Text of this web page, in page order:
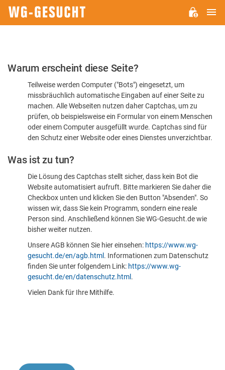
Bitte
dass
sind
Warum erscheint diese Seite?
Teilweise werden Computer ("Bots") eingesetzt, um
missbräuchlich automatische Eingaben auf einer Seite zu
machen. Alle Webseiten nutzen daher Captchas, um zu
prüfen, ob beispielsweise ein Formular von einem Menschen
oder einem Computer ausgefüllt wurde. Captchas sind für
den Schutz einer Website oder eines Dienstes unverzichtbar.
Was ist zu tun?
Die Lösung des Captchas stellt sicher, dass kein Bot die
Website automatisiert aufruft. Bitte markieren Sie daher die
Checkbox unten und klicken Sie den Button "Absenden". So
wissen wir, dass Sie kein Programm, sondern eine reale
Person sind. Anschließend können Sie WG-Gesucht.de wie
bisher weiter nutzen.
Unsere AGB können Sie hier einsehen: https://www.wg-
gesucht.de/en/agb.html . Informationen zum Datenschutz
finden Sie unter folgendem Link: https://www.wg-
gesucht.de/en/datenschutz.html .
Vielen Dank für Ihre Mithilfe.